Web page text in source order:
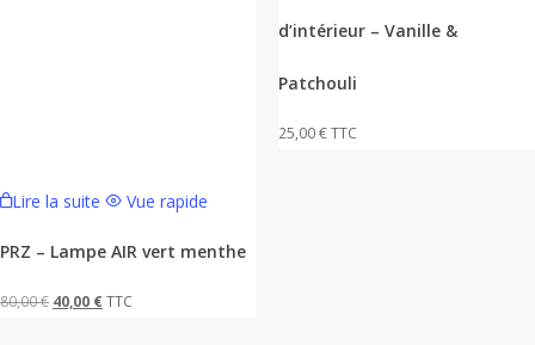
Lire la suite Vue rapide
PRZ – Lampe AIR vert menthe
80,00€ Le
40,00 € Le
TTC
d’intérieur – Vanille &
Patchouli
25,00€TTC